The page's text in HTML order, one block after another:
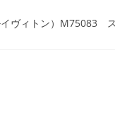
イヴィトン）M75083